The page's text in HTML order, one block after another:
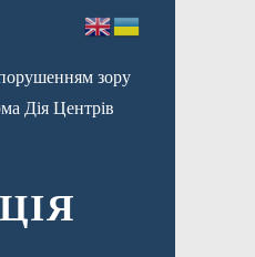
зору
Дія Центрів